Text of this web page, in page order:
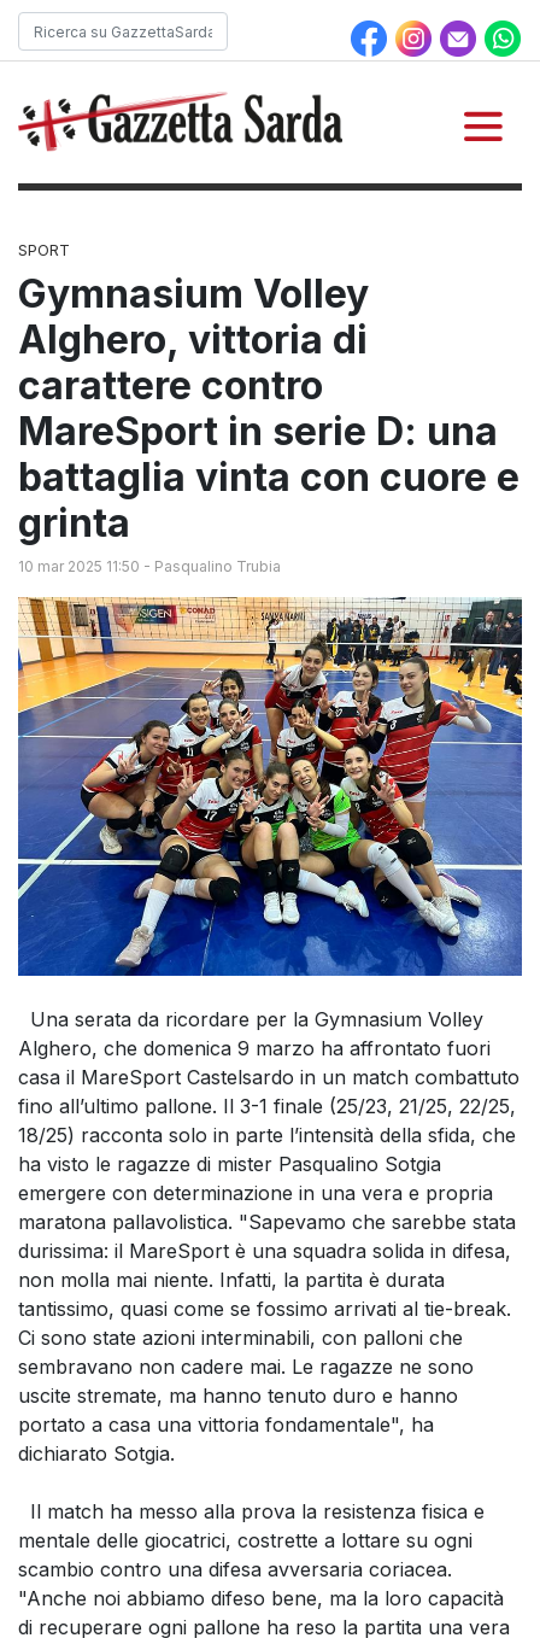
SPORT
Gymnasium Volley
Alghero, vittoria di
carattere contro
MareSport in serie D: una
battaglia vinta con cuore e
grinta
10 mar 2025 11:50 - Pasqualino Trubia
Una serata da ricordare per la Gymnasium Volley
Alghero, che domenica 9 marzo ha affrontato fuori
casa il MareSport Castelsardo in un match combattuto
fino all’ultimo pallone. Il 3-1 finale (25/23, 21/25, 22/25,
18/25) racconta solo in parte l’intensità della sfida, che
ha visto le ragazze di mister Pasqualino Sotgia
emergere con determinazione in una vera e propria
maratona pallavolistica. "Sapevamo che sarebbe stata
durissima: il MareSport è una squadra solida in difesa,
non molla mai niente. Infatti, la partita è durata
tantissimo, quasi come se fossimo arrivati al tie-break.
Ci sono state azioni interminabili, con palloni che
sembravano non cadere mai. Le ragazze ne sono
uscite stremate, ma hanno tenuto duro e hanno
portato a casa una vittoria fondamentale", ha
dichiarato Sotgia.
Il match ha messo alla prova la resistenza fisica e
mentale delle giocatrici, costrette a lottare su ogni
scambio contro una difesa avversaria coriacea.
"Anche noi abbiamo difeso bene, ma la loro capacità
di recuperare ogni pallone ha reso la partita una vera